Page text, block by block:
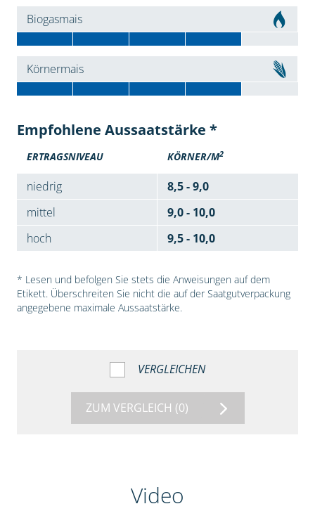
Biogasmais
Körnermais
Empfohlene Aussaatstärke *
ERTRAGSNIVEAU KÖRNER/M2
niedrig
8,5 - 9,0
mittel
9,0 - 10,0
hoch
9,5 - 10,0
* Lesen und befolgen Sie stets die Anweisungen auf dem
Etikett. Überschreiten Sie nicht die auf der Saatgutverpackung
angegebene maximale Aussaatstärke.
VERGLEICHEN
ZUM VERGLEICH (0)
Video